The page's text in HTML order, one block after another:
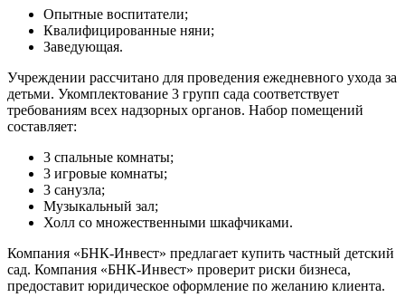
Опытные воспитатели;
Квалифицированные няни;
Заведующая.
Учреждении рассчитано для проведения ежедневного ухода за
детьми. Укомплектование 3 групп сада соответствует
требованиям всех надзорных органов. Набор помещений
составляет:
3 спальные комнаты;
3 игровые комнаты;
3 санузла;
Музыкальный зал;
Холл со множественными шкафчиками.
Компания «БНК-Инвест» предлагает купить частный детский
сад. Компания «БНК-Инвест» проверит риски бизнеса,
предоставит юридическое оформление по желанию клиента.